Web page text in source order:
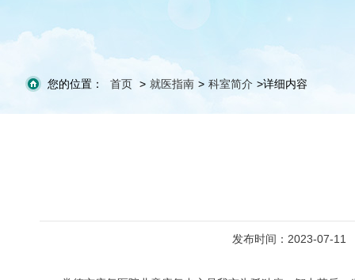
您的位置： 首页 > 就医指南 > 科室简介 >详细内容
发布时间：2023-07-11